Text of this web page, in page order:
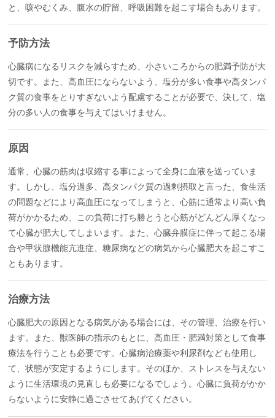
と、咳やむくみ、腹水の貯留、呼吸困難を起こす場合もあります。
予防方法
心臓病になるリスクを減らすため、小さいころからの肥満予防が大
切です。また、高血圧にならないよう、塩分が多い食事や高タンパ
ク質の食事をとりすぎないよう配慮することが必要で、決して、塩
分の多い人の食事を与えてはいけません。
原因
通常、心臓の筋肉は収縮する事によって全身に血液を送っていま
す。しかし、塩分過多、高タンパク質の過剰摂取と言った、食生活
の問題などにより高血圧になってしまうと、心筋に通常より高い負
荷がかかるため、この負荷に打ち勝とうと心筋がどんどん厚くなっ
て心臓が肥大してしまいます。また、心臓弁膜症に伴って起こる場
合や甲状腺機能亢進症、糖尿病などの病気から心臓肥大を起こすこ
ともあります。
治療方法
心臓肥大の原因となる病気がある場合には、その管理、治療を行い
ます。また、獣医師の指示のもとに、高血圧・肥満対策として食事
療法を行うことも必要です。心臓病治療薬や利尿剤なども使用し
て、状態が安定するようにします。そのほか、ストレスを与えない
ように生活環境の見直しも必要になるでしょう。心臓に負荷がかか
らないように安静に過ごさせてあげてください。